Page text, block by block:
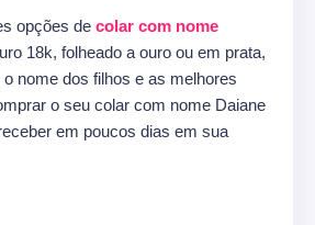
opções de colar com nome
18k, folheado a ouro ou em prata,
nome dos filhos e as melhores
o seu colar com nome Daiane
em poucos dias em sua